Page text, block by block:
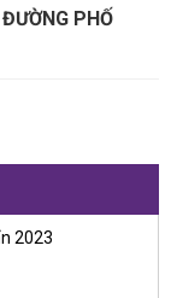
PHỐ
2023